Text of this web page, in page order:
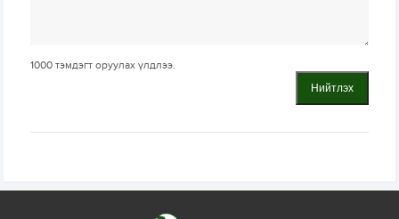
1000 тэмдэгт оруулах үлдлээ.
Нийтлэх